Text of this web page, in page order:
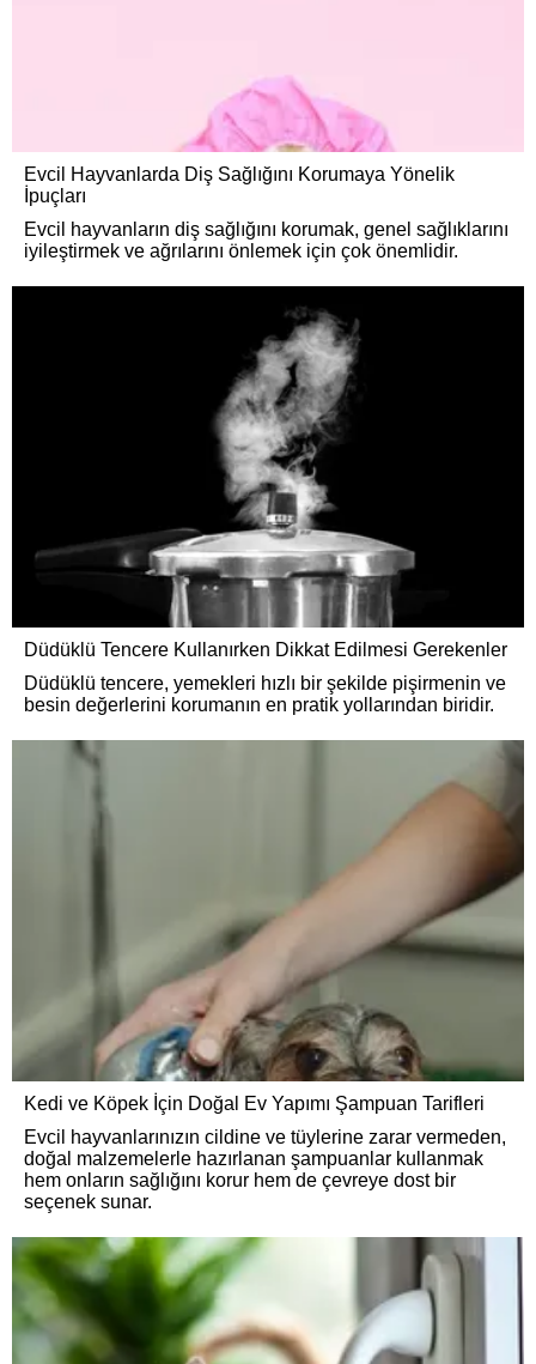
Evcil Hayvanlarda Diş Sağlığını Korumaya Yönelik
İpuçları
Evcil hayvanların diş sağlığını korumak, genel sağlıklarını
iyileştirmek ve ağrılarını önlemek için çok önemlidir.
Düdüklü Tencere Kullanırken Dikkat Edilmesi Gerekenler
Düdüklü tencere, yemekleri hızlı bir şekilde pişirmenin ve
besin değerlerini korumanın en pratik yollarından biridir.
Kedi ve Köpek İçin Doğal Ev Yapımı Şampuan Tarifleri
Evcil hayvanlarınızın cildine ve tüylerine zarar vermeden,
doğal malzemelerle hazırlanan şampuanlar kullanmak
hem onların sağlığını korur hem de çevreye dost bir
seçenek sunar.